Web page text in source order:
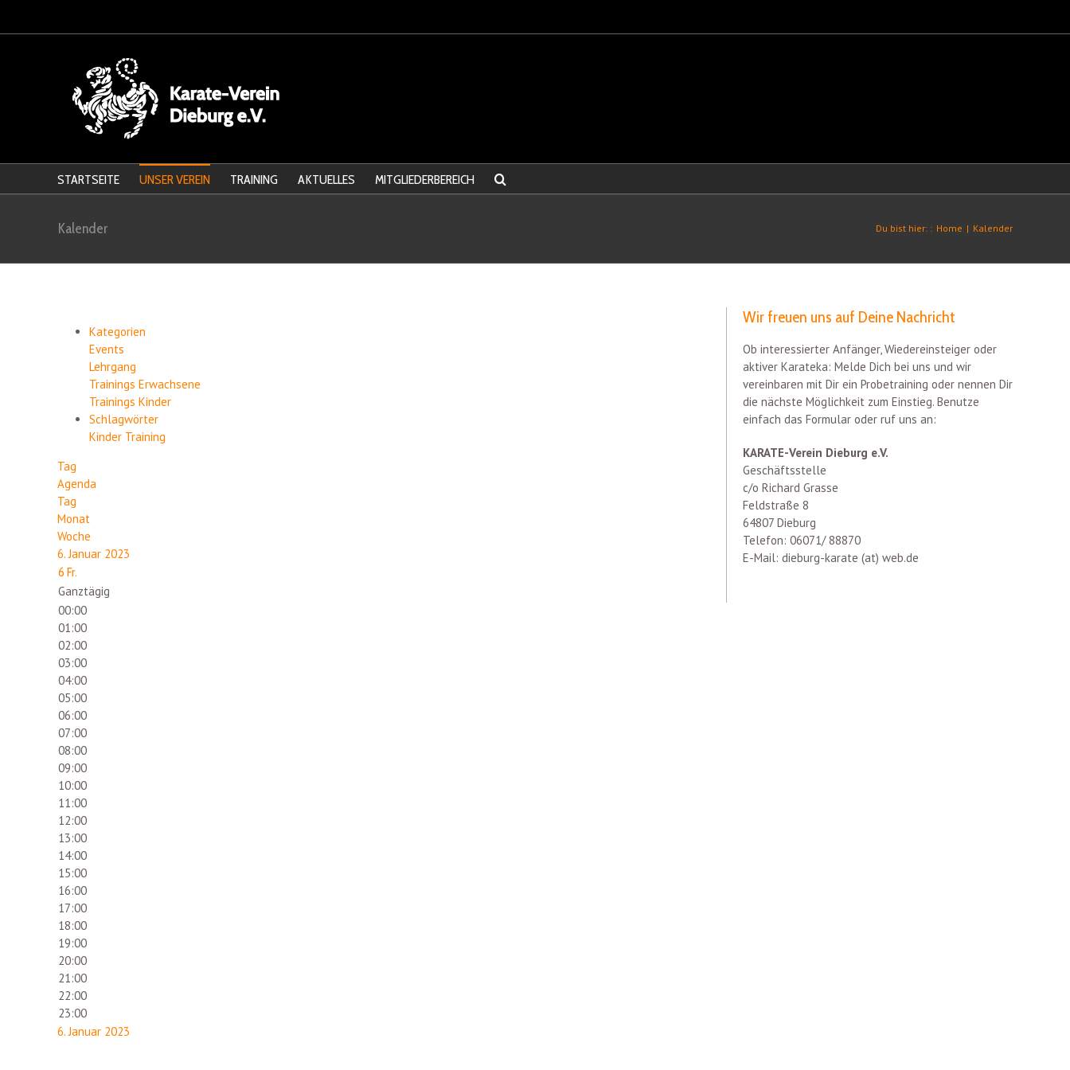
STARTSEITE UNSER VEREIN TRAINING AKTUELLES MITGLIEDERBEREICH
Kalender Du bist hier: : Home | Kalender
Kategorien
Events
Lehrgang
Trainings Erwachsene
Trainings Kinder
Schlagwörter
Kinder Training
Tag
Agenda
Tag
Monat
Woche
6. Januar 2023
6 Fr.
Ganztägig
00:00
01:00
02:00
03:00
04:00
05:00
06:00
07:00
08:00
09:00
10:00
11:00
12:00
13:00
14:00
15:00
16:00
17:00
18:00
19:00
20:00
21:00
22:00
23:00
6. Januar 2023
Wir freuen uns auf Deine Nachricht
Ob interessierter Anfänger, Wiedereinsteiger oder
aktiver Karateka: Melde Dich bei uns und wir
vereinbaren mit Dir ein Probetraining oder nennen Dir
die nächste Möglichkeit zum Einstieg. Benutze
einfach das Formular oder ruf uns an:
KARATE-Verein Dieburg e.V.
Geschäftsstelle
c/o Richard Grasse
Feldstraße 8
64807 Dieburg
Telefon: 06071/ 88870
E-Mail: dieburg-karate (at) web.de